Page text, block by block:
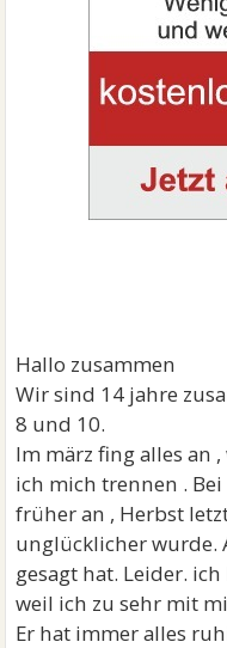
Hallo zusammen
Wir sind 14 jahre
8 und 10.
Im märz fing alles an
ich mich trennen .
früher an , Herbst
unglücklicher wurde.
gesagt hat. Leider.
weil ich zu sehr mit
Er hat immer alles